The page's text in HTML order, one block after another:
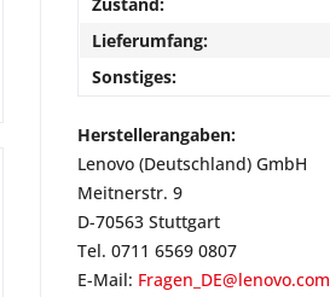
Lieferumfang:
Sonstiges:
Herstellerangaben:
Lenovo (Deutschland) GmbH
Meitnerstr. 9
D-70563 Stuttgart
Tel. 0711 6569 0807
E-Mail: Fragen_DE@lenovo.com